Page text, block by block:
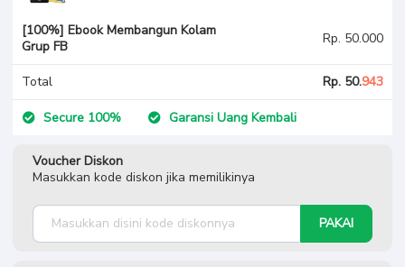
[100%] Ebook Membangun Kolam
Grup FB
Rp. 50.000
Total Rp. 50.943
Secure 100% Garansi Uang Kembali
Voucher Diskon
Masukkan kode diskon jika memilikinya
PAKAI